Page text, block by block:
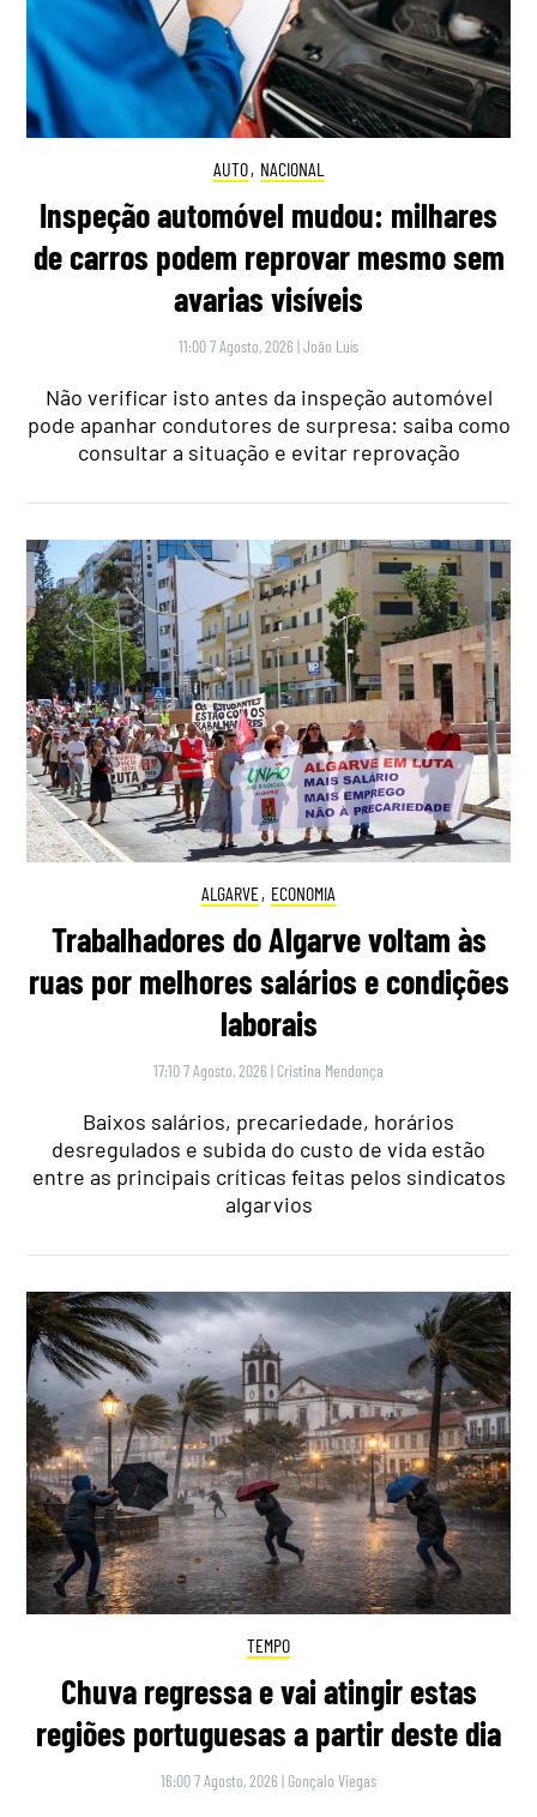
AUTO, NACIONAL
Inspeção automóvel mudou: milhares
de carros podem reprovar mesmo sem
avarias visíveis
11:00 7 Agosto, 2026 |João Luís
Não verificar isto antes da inspeção automóvel
pode apanhar condutores de surpresa: saiba como
consultar a situação e evitar reprovação
ALGARVE, ECONOMIA
Trabalhadores do Algarve voltam às
ruas por melhores salários e condições
laborais
17:10 7 Agosto, 2026 | Cristina Mendonça
Baixos salários, precariedade, horários
desregulados e subida do custo de vida estão
entre as principais críticas feitas pelos sindicatos
algarvios
TEMPO
Chuva regressa e vai atingir estas
regiões portuguesas a partir deste dia
16:00 7 Agosto, 2026 | Gonçalo Viegas